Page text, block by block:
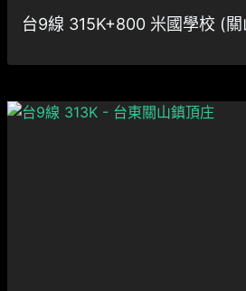
台9線 315K+800 米國學校 (關